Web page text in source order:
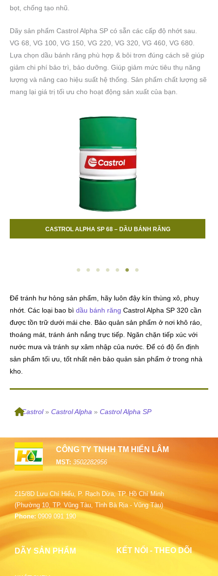
bọt, chống tạo nhũ.
Dãy sản phẩm Castrol Alpha SP có sẵn các cấp độ nhớt sau.
VG 68, VG 100, VG 150, VG 220, VG 320, VG 460, VG 680.
Lựa chọn dầu bánh răng phù hợp & bôi trơn đúng cách sẽ giúp
giảm chi phí bảo trì, bảo dưỡng. Giúp giảm mức tiêu thụ năng
lượng và nâng cao hiệu suất hệ thống. Sản phẩm chất lượng sẽ
mang lại giá trị tối ưu cho hoạt động sản xuất của bạn.
CASTROL ALPHA SP 680 – DẦU BÁNH RĂNG
Để tránh hư hỏng sản phẩm, hãy luôn đậy kín thùng xô, phuy
nhớt. Các loại bao bì dầu bánh răng Castrol Alpha SP 320 cần
được tồn trữ dưới mái che. Bảo quản sản phẩm ở nơi khô ráo,
thoáng mát, tránh ánh nắng trực tiếp. Ngăn chặn tiếp xúc với
nước mưa và tránh sự xâm nhập của nước. Để có độ ổn định
sản phẩm tối ưu, tốt nhất nên bảo quản sản phẩm ở trong nhà
kho.
»Castrol » Castrol Alpha » Castrol Alpha SP
CÔNG TY TNHH TM HIỂN LÂM
MST: 3502282956
215/8D Lưu Chí Hiếu, P. Rạch Dừa, TP. Hồ Chí Minh
(Phường 10, TP. Vũng Tàu, Tỉnh Bà Rịa - Vũng Tàu)
Phone: 0909 091 190
DÃY SẢN PHẨM KẾT NỐI - THEO DÕI